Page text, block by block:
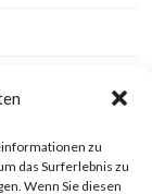
zu
das Surferlebnis zu
Wenn Sie diesen